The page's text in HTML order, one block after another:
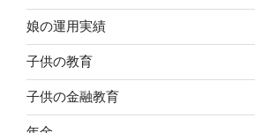
娘の運用実績
子供の教育
子供の金融教育